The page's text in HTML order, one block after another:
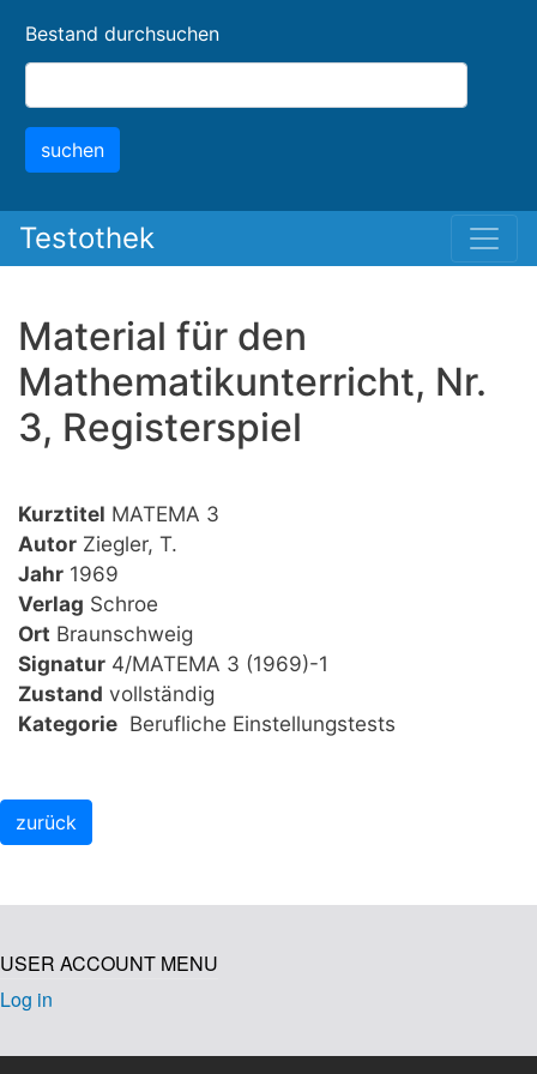
content
Bestand durchsuchen
suchen
Testothek
Material für den
Mathematikunterricht, Nr.
3, Registerspiel
Kurztitel MATEMA 3
Autor Ziegler, T.
Jahr 1969
Verlag Schroe
Ort Braunschweig
Signatur 4/MATEMA 3 (1969)-1
Zustand vollständig
Kategorie Berufliche Einstellungstests
USER ACCOUNT MENU
Log in